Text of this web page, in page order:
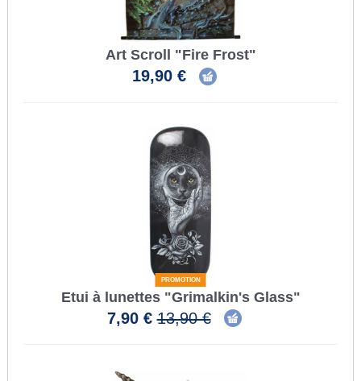
Art Scroll "Fire Frost"
19,90 €
PROMOTION
Etui à lunettes "Grimalkin's Glass"
7,90 €13,90 €